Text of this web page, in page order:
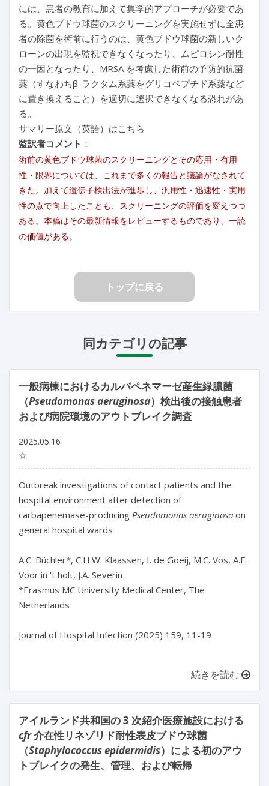
には、患者の教育に加えて集学的アプローチが必要であ
る。黄色ブドウ球菌のスクリーニングを実施せずに全患
者の除菌を術前に行うのは、黄色ブドウ球菌の新しいク
ローンの出現を監視できなくなったり、ムピロシン耐性
の一因となったり、MRSA を考慮した術前の予防的抗菌
薬（すなわちβ-ラクタム系薬をグリコペプチド系薬など
に置き換えること）を適切に選択できなくなる恐れがあ
る。
サマリー原文（英語）はこちら
監訳者コメント ：
術前の黄色ブドウ球菌のスクリーニングとその応用・有用
性・限界については、これまで多くの報告と議論がなされて
きた。加えて遺伝子検出法が進歩し、汎用性・迅速性・実用
性の点で向上したことも、スクリーニングの評価を変えつつ
ある。本稿はその最新情報をレビューするものであり、一読
の価値がある。
トップに戻る
同カテゴリの記事
一般病棟におけるカルバペネマーゼ産生緑膿菌
（Pseudomonas aeruginosa）検出後の接触患者
および病院環境のアウトブレイク調査
2025.05.16
☆
Outbreak investigations of contact patients and the
hospital environment after detection of
carbapenemase-producing Pseudomonas aeruginosa on
general hospital wards
A.C. Büchler*, C.H.W. Klaassen, I. de Goeij, M.C. Vos, A.F.
Voor in ’t holt, J.A. Severin
*Erasmus MC University Medical Center, The
Netherlands
Journal of Hospital Infection (2025) 159, 11-19
続きを読む
アイルランド共和国の 3 次紹介医療施設における
cfr介在性リネゾリド耐性表皮ブドウ球菌
（Staphylococcus epidermidis）による初のアウ
トブレイクの発生、管理、および転帰